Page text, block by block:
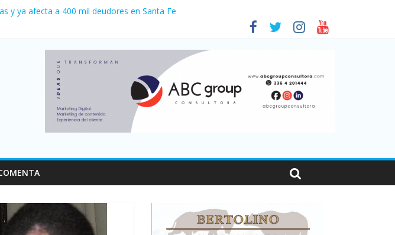
y ya afecta a 400 mil deudores en Santa Fe
turístico: 4,6 millones de personas viajaron por el país, un 5,9% más que en 2025
un 12,6% interanual